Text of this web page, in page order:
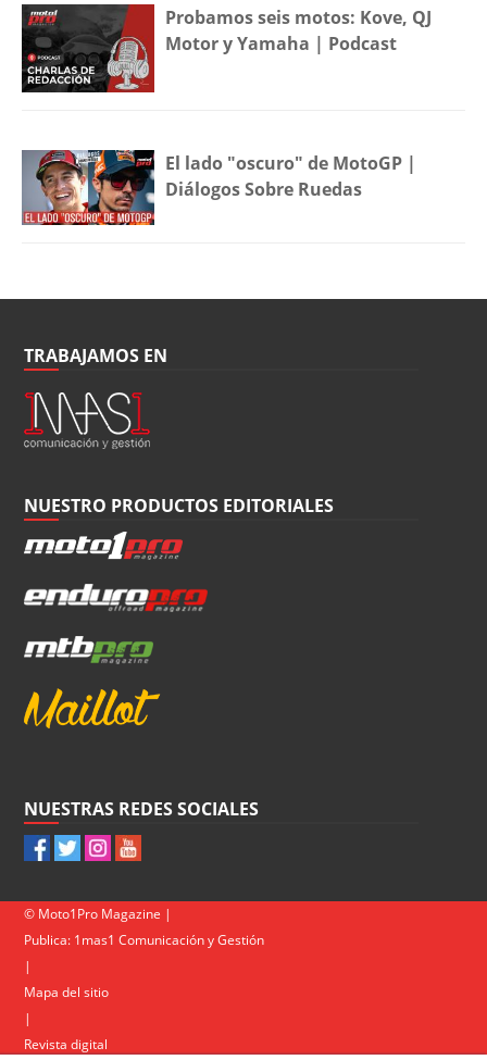
Probamos seis motos: Kove, QJ
Motor y Yamaha | Podcast
El lado "oscuro" de MotoGP |
Diálogos Sobre Ruedas
TRABAJAMOS EN
NUESTRO PRODUCTOS EDITORIALES
NUESTRAS REDES SOCIALES
© Moto1Pro Magazine |
Publica: 1mas1 Comunicación y Gestión
|
Mapa del sitio
|
Revista digital